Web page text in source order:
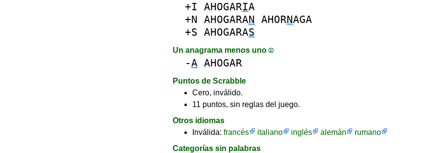
+I AHOGARIA
+N AHOGARAN AHORNAGA
+S AHOGARAS
Un anagrama menos uno
-A AHOGAR
Puntos de Scrabble
Cero, inválido.
11 puntos, sin reglas del juego.
Otros idiomas
Inválida: francés italiano inglés alemán
rumano
Categorías sin palabras